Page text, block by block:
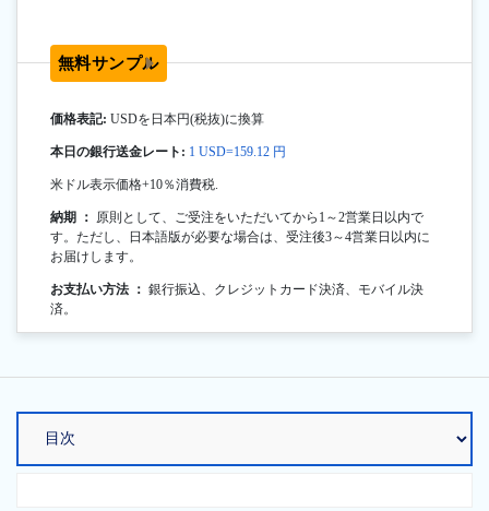
無料サンプル
価格表記: USDを日本円(税抜)に換算
本日の銀行送金レート: 1 USD=159.12 円
米ドル表示価格+10％消費税.
納期 ： 原則として、ご受注をいただいてから1～2営業日以内で
す。ただし、日本語版が必要な場合は、受注後3～4営業日以内に
お届けします。
お支払い方法 ： 銀行振込、クレジットカード決済、モバイル決
済。